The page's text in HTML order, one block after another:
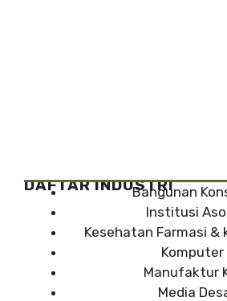
DAFTAR INDUSTRI
Bangunan
Institusi
Kesehatan Farmasi
Komputer
Manufaktur
Media